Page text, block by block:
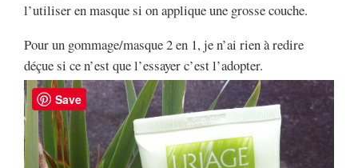
l’utiliser en masque si on applique une grosse couche.
Pour un gommage/masque 2 en 1, je n’ai rien à redire
déçue si ce n’est que l’essayer c’est l’adopter.
Save